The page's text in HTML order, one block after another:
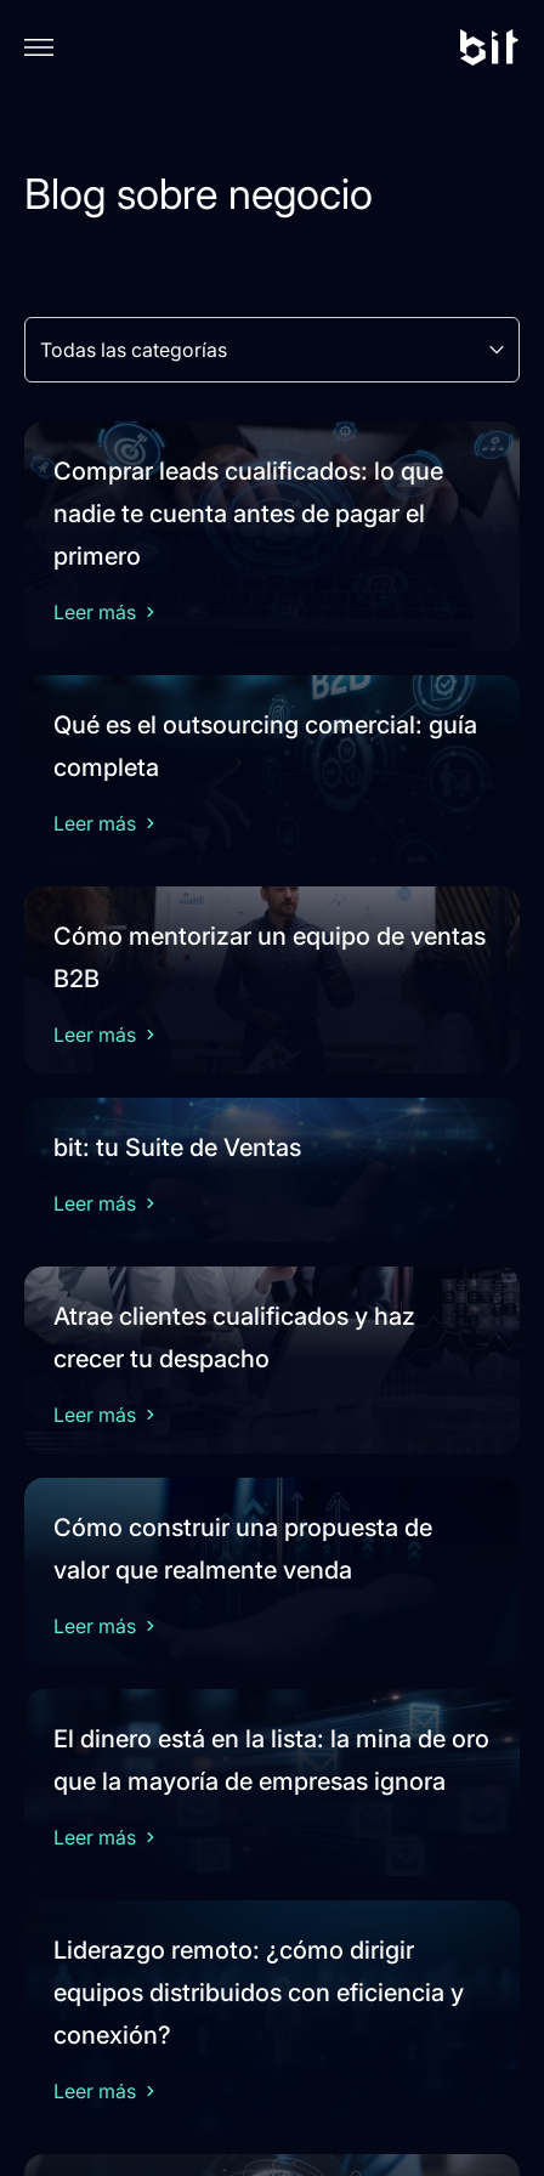
Blog sobre negocio
Todas las categorías
Comprar leads cualificados: lo que
nadie te cuenta antes de pagar el
primero
Leer más
Qué es el outsourcing comercial: guía
completa
Leer más
Cómo mentorizar un equipo de ventas
B2B
Leer más
bit: tu Suite de Ventas
Leer más
Atrae clientes cualificados y haz
crecer tu despacho
Leer más
Cómo construir una propuesta de
valor que realmente venda
Leer más
El dinero está en la lista: la mina de oro
que la mayoría de empresas ignora
Leer más
Liderazgo remoto: ¿cómo dirigir
equipos distribuidos con eficiencia y
conexión?
Leer más